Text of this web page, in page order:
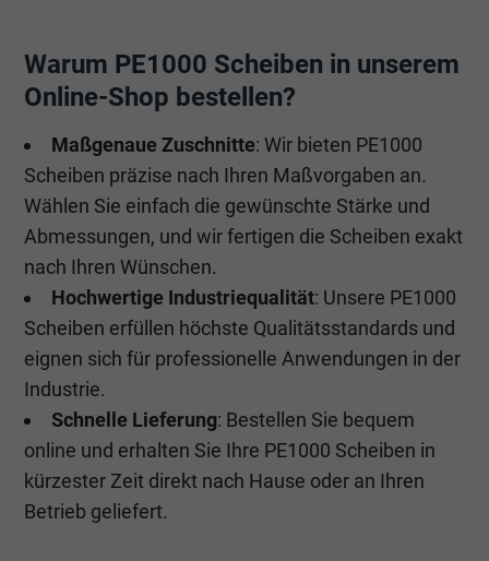
Warum PE1000 Scheiben in unserem
Online-Shop bestellen?
Maßgenaue Zuschnitte: Wir bieten PE1000
Scheiben präzise nach Ihren Maßvorgaben an.
Wählen Sie einfach die gewünschte Stärke und
Abmessungen, und wir fertigen die Scheiben exakt
nach Ihren Wünschen.
Hochwertige Industriequalität: Unsere PE1000
Scheiben erfüllen höchste Qualitätsstandards und
eignen sich für professionelle Anwendungen in der
Industrie.
Schnelle Lieferung: Bestellen Sie bequem
online und erhalten Sie Ihre PE1000 Scheiben in
kürzester Zeit direkt nach Hause oder an Ihren
Betrieb geliefert.